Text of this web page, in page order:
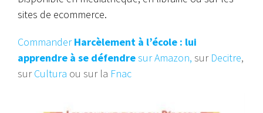
sites de ecommerce.
CommanderHarcèlement à l’école : lui
apprendre à se défendresur Amazon, sur Decitre,
surCultura ou sur la Fnac